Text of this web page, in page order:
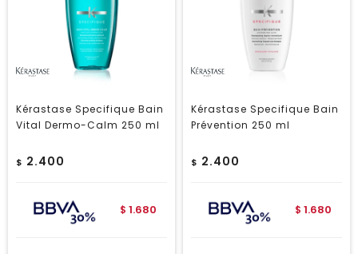
Kérastase Specifique Bain
Vital Dermo-Calm 250 ml
$ 2.400
$ 1.680
Kérastase Specifique Bain
Prévention 250 ml
$ 2.400
$ 1.680